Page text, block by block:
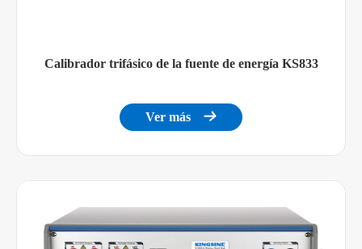
Calibrador trifásico de la fuente de energía KS833
Ver más 